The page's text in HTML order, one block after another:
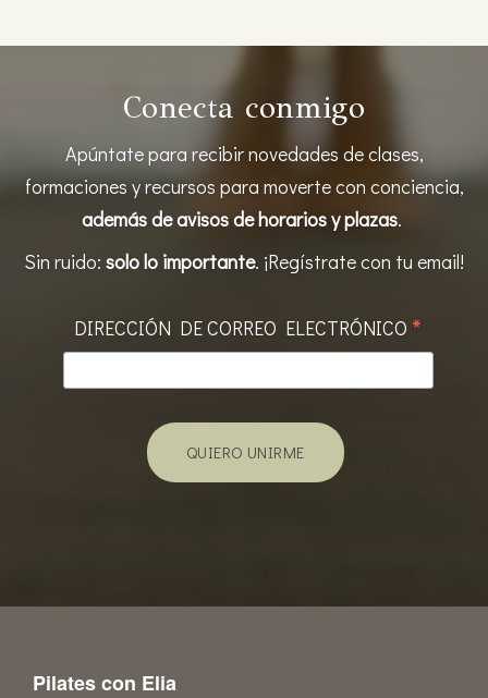
Conecta conmigo
Apúntate para recibir novedades de clases,
formaciones y recursos para moverte con conciencia,
además de avisos de horarios y plazas.
Sin ruido: solo lo importante. ¡Regístrate con tu email!
DIRECCIÓN DE CORREO ELECTRÓNICO *
Pilates con Elia